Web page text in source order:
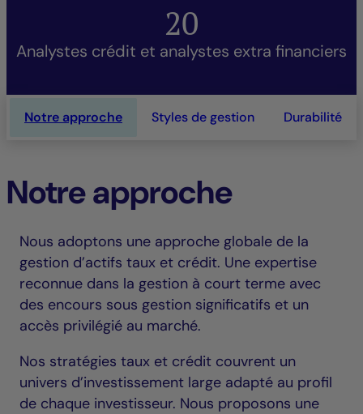
20
Analystes crédit et analystes extra financiers
Notre approche Styles de gestion Durabilité
Notre approche
Nous adoptons une approche globale de la
gestion d’actifs taux et crédit. Une expertise
reconnue dans la gestion à court terme avec
des encours sous gestion significatifs et un
accès privilégié au marché.
Nos stratégies taux et crédit couvrent un
univers d’investissement large adapté au profil
de chaque investisseur. Nous proposons une